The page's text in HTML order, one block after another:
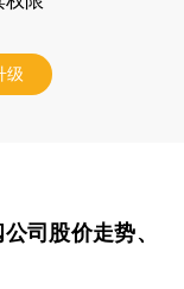
级
司股价走势、